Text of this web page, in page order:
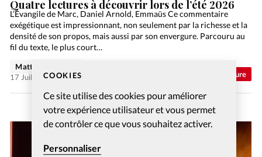
COOKIES
Ce site utilise des cookies pour améliorer
votre expérience utilisateur et vous permet
de contrôler ce que vous souhaitez activer.
Personnaliser
Culture
Quatre lectures à découvrir lors de l’été 2026
L’Évangile de Marc, Daniel Arnold, Emmaüs Ce commentaire
exégétique est impressionnant, non seulement par la richesse et la
densité de son propos, mais aussi par son envergure. Parcouru au
fil du texte, le plus court…
Matthieu Schmidt
17 Juil 2026